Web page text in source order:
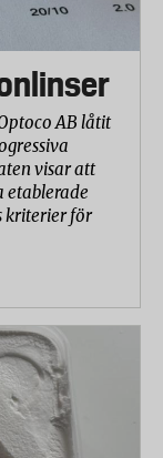
AB låtit
visar att
etablerade
kriterier för